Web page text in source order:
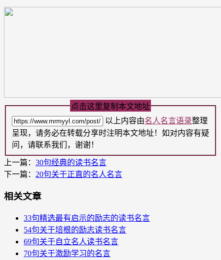
点击这里复制本文地址
以上内容由名人名言语录整理
呈现，请务必在转载分享时注明本文地址！如对内容有疑
问，请联系我们，谢谢！
上一篇： 30句经典的读书名言
下一篇： 20句关于正直的名人名言
相关文章
33句精选最有启示的励志的读书名言
54句关于培根的励志读书名言
69句关于自立名人读书名言
70句关于激励学习的名言